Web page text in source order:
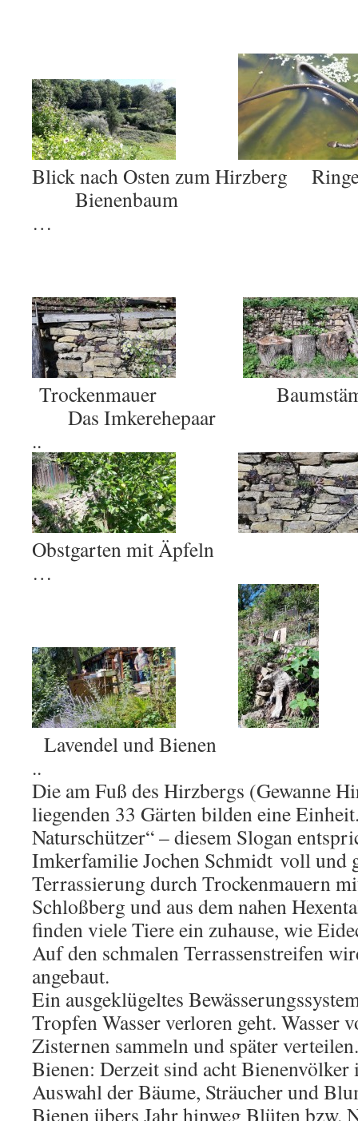
Blick nach Osten zum
Bienenbaum
…
Trockenmauer
Das Imkerehepaar
..
Obstgarten mit Äpfeln
…
Lavendel und Bienen
..
Die am Fuß des Hirzbergs (Gewanne
liegenden 33 Gärten bilden eine
Naturschützer“ – diesem Slogan
Imkerfamilie Jochen Schmidt voll und
Terrassierung durch Trockenmauern
Schloßberg und aus dem nahen
finden viele Tiere ein zuhause, wie
Auf den schmalen Terrassenstreifen
angebaut.
Ein ausgeklügeltes
Tropfen Wasser verloren geht. Wasser
Zisternen sammeln und später
Bienen: Derzeit sind acht
Auswahl der Bäume, Sträucher und
Bienen übers Jahr hinweg Blüten bzw.